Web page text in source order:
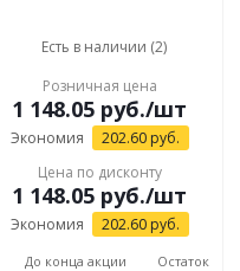
Есть в наличии (2)
Розничная цена
1 148.05 руб./шт
Экономия 202.60руб.
Цена по дисконту
1 148.05 руб./шт
Экономия 202.60руб.
До конца акции Остаток